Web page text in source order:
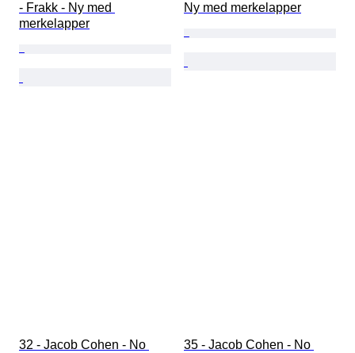
- Frakk - Ny med
merkelapper
Ny med merkelapper
32 - Jacob Cohen - No
35 - Jacob Cohen - No